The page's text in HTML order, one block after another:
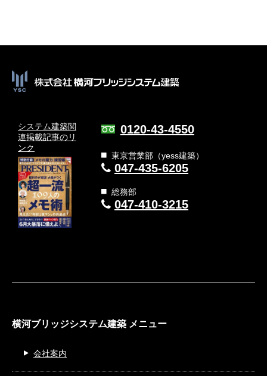
システム建築関
連掲載記事のリ
ンク
0120-43-4550
東京営業部（yess建築）
047-435-6205
総務部
047-410-3215
横河ブリッジシステム建築 メニュー
会社案内